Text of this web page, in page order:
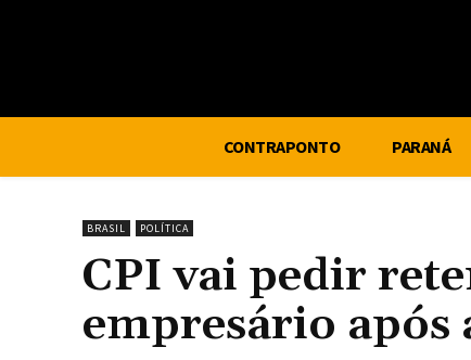
CONTRAPONTO PARANÁ
BRASIL POLÍTICA
CPI vai pedir
empresário após